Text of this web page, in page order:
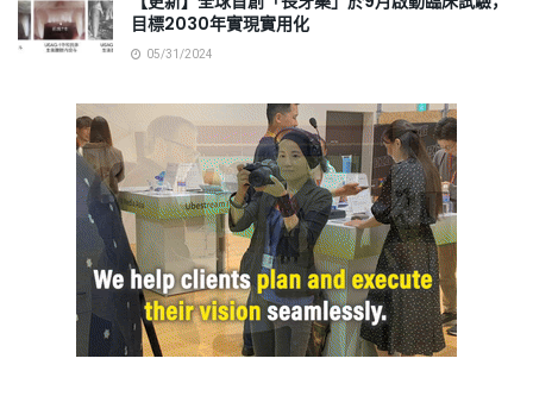
目標2030年實現實用化
05/31/2024